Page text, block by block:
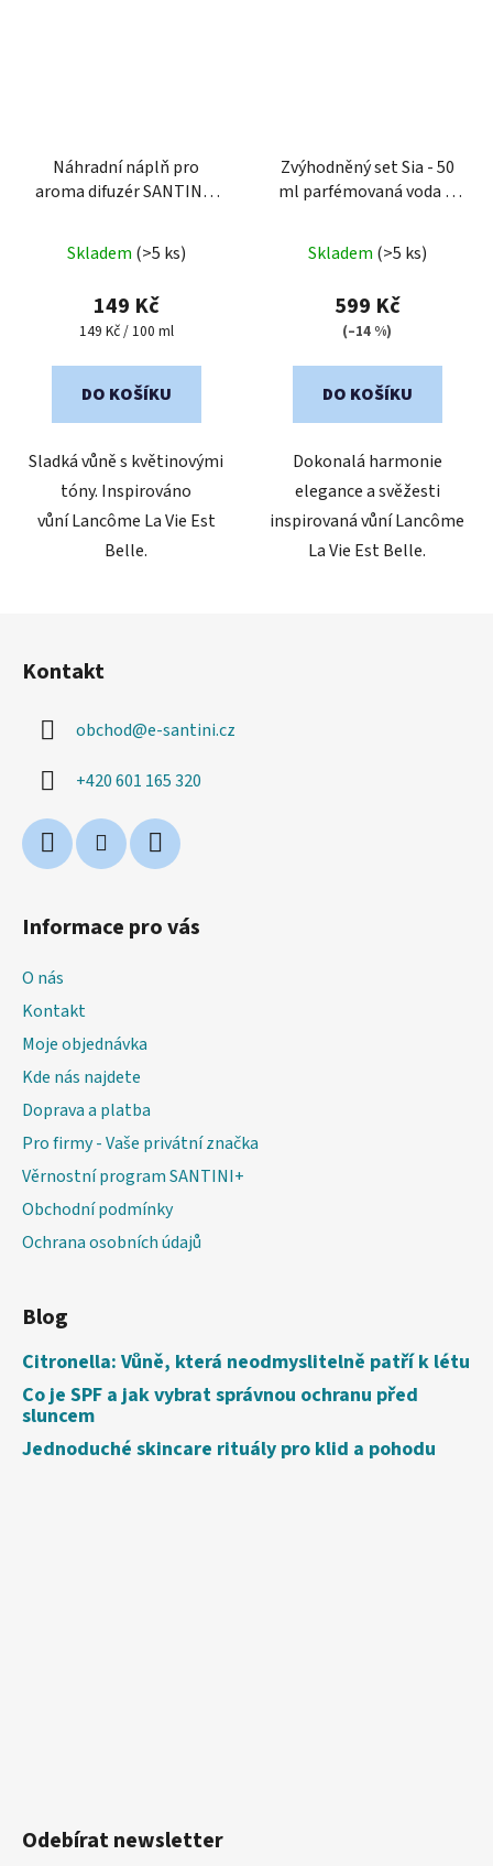
Náhradní náplň pro
aroma difuzér SANTINI -
hodnocení
produktu
je
z
Skladem (>5 ks)
149 Kč
Měrná
149 Kč / 100 ml
DO KOŠÍKU
Sladká vůně s květinovými
tóny. Inspirováno
vůní Lancôme La Vie Est
Belle.
Zvýhodněný set Sia - 50
ml parfémovaná voda &
Skladem (>5 ks)
599 Kč
(–14 %)
DO KOŠÍKU
Dokonalá harmonie
elegance a svěžesti
inspirovaná vůní Lancôme
La Vie Est Belle.
Kontakt
obchod@e-santini.cz
+420 601 165 320
Informace pro vás
O nás
Kontakt
Moje objednávka
Kde nás najdete
Doprava a platba
Pro firmy - Vaše privátní značka
Věrnostní program SANTINI+
Obchodní podmínky
Ochrana osobních údajů
Blog
Citronella: Vůně, která neodmyslitelně patří k létu
Co je SPF a jak vybrat správnou ochranu před
sluncem
Jednoduché skincare rituály pro klid a pohodu
Odebírat newsletter